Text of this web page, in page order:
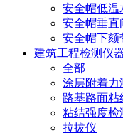
安全帽低温
安全帽垂直
安全帽下颏
建筑工程检测仪
全部
涂层附着力
路基路面粘
粘结强度检
拉拔仪